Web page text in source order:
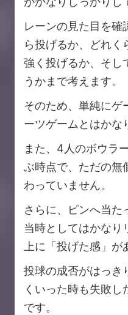
レーンの見た目を確
ら投げるか、どれく
強く投げるか、そし
うかまで考えます。
そのため、単純にゲ
ーツゲームとはかな
また、4人のボウラ
ぶ時点で、ただの無
わっていません。
さらに、ピンへ当た
当時としてはかなり
上に「投げた感」が
投球の成否がはっき
くいった時も失敗し
です。